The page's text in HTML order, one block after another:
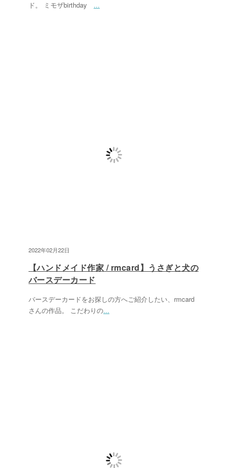
ド。 ミモザbirthday ...
2022年02月22日
【ハンドメイド作家 / rmcard】うさぎと犬の
バースデーカード
バースデーカードをお探しの方へご紹介したい、rmcard
さんの作品。 こだわりの...